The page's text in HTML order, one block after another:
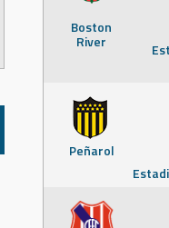
Boston
River
Peñarol